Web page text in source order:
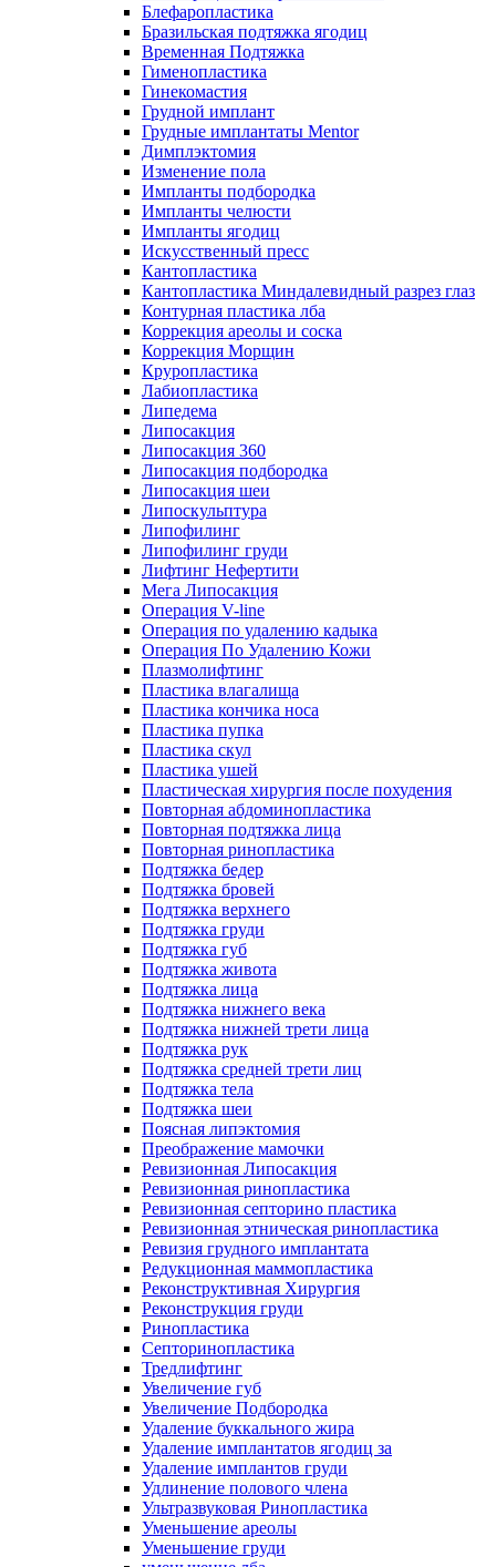
Блефаропластика
Бразильская подтяжка ягодиц
Временная Подтяжка
Гименопластика
Гинекомастия
Грудной имплант
Грудные имплантаты Mentor
Димплэктомия
Изменение пола
Импланты подбородка
Импланты челюсти
Импланты ягодиц
Искусственный пресс
Кантопластика
Кантопластика Миндалевидный разрез глаз
Контурная пластика лба
Коррекция ареолы и соска
Коррекция Морщин
Круропластика
Лабиопластика
Липедема
Липосакция
Липосакция 360
Липосакция подбородка
Липосакция шеи
Липоскульптура
Липофилинг
Липофилинг груди
Лифтинг Нефертити
Мега Липосакция
Операция V-line
Операция по удалению кадыка
Операция По Удалению Кожи
Плазмолифтинг
Пластика влагалища
Пластика кончика носа
Пластика пупка
Пластика скул
Пластика ушей
Пластическая хирургия после похудения
Повторная абдоминопластика
Повторная подтяжка лица
Повторная ринопластика
Подтяжка бедер
Подтяжка бровей
Подтяжка верхнего
Подтяжка груди
Подтяжка губ
Подтяжка живота
Подтяжка лица
Подтяжка нижнего века
Подтяжка нижней трети лица
Подтяжка рук
Подтяжка средней трети лиц
Подтяжка тела
Подтяжка шеи
Поясная липэктомия
Преображение мамочки
Ревизионная Липосакция
Ревизионная ринопластика
Ревизионная септорино пластика
Ревизионная этническая ринопластика
Ревизия грудного имплантата
Редукционная маммопластика
Реконструктивная Хирургия
Реконструкция груди
Ринопластика
Септоринопластика
Тредлифтинг
Увеличение губ
Увеличение Подбородка
Удаление буккального жира
Удаление имплантатов ягодиц за
Удаление имплантов груди
Удлинение полового члена
Ультразвуковая Ринопластика
Уменьшение ареолы
Уменьшение груди